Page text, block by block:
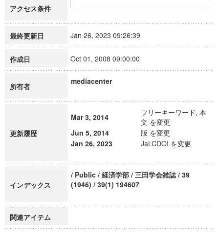
アクセス条件
最終更新日 Jan 26, 2023 09:26:39
作成日 Oct 01, 2008 09:00:00
所有者
mediacenter
更新履歴
Mar 3, 2014
フリーキーワード, 本
文 を変更
Jun 5, 2014
版 を変更
Jan 26, 2023
JaLCDOI を変更
インデックス
/ Public / 経済学部 / 三田学会雑誌 / 39
(1946) / 39(1) 194607
関連アイテム